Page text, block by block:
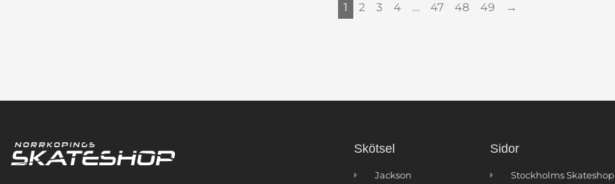
1 2 3 4 … 47 48 49 →
Skötsel
Jackson
Sidor
Stockholms Skateshop